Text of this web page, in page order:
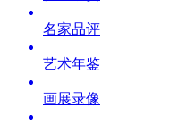
名家品评
艺术年鉴
画展录像